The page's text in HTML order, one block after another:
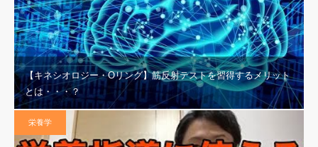
【キネシオロジー・Oリング】筋反射テストを習得するメリット
とは・・・？
栄養学